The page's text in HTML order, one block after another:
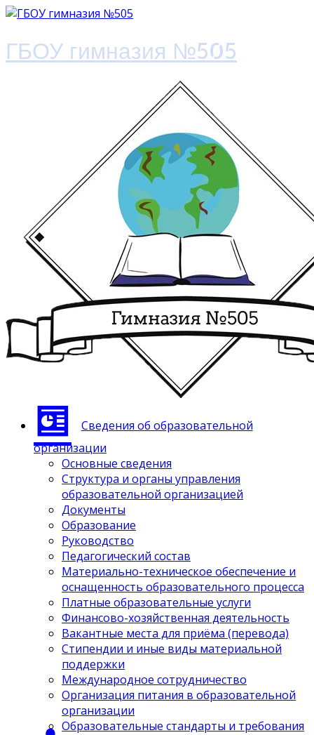
ГБОУ гимназия №505
Сведения об образовательной
организации
Основные сведения
Структура и органы управления
образовательной организацией
Документы
Образование
Руководство
Педагогический состав
Материально-техническое обеспечение и
оснащенность образовательного процесса
Платные образовательные услуги
Финансово-хозяйственная деятельность
Вакантные места для приёма (перевода)
Стипендии и иные виды материальной
поддержки
Международное сотрудничество
Организация питания в образовательной
организации
Образовательные стандарты и требования